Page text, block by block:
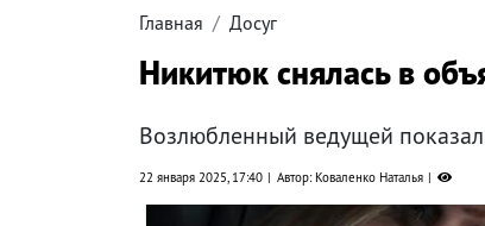
Главная Досуг
Никитюк снялась в
Возлюбленный ведущей
22 января 2025, 17:40 Автор: Коваленко Наталья